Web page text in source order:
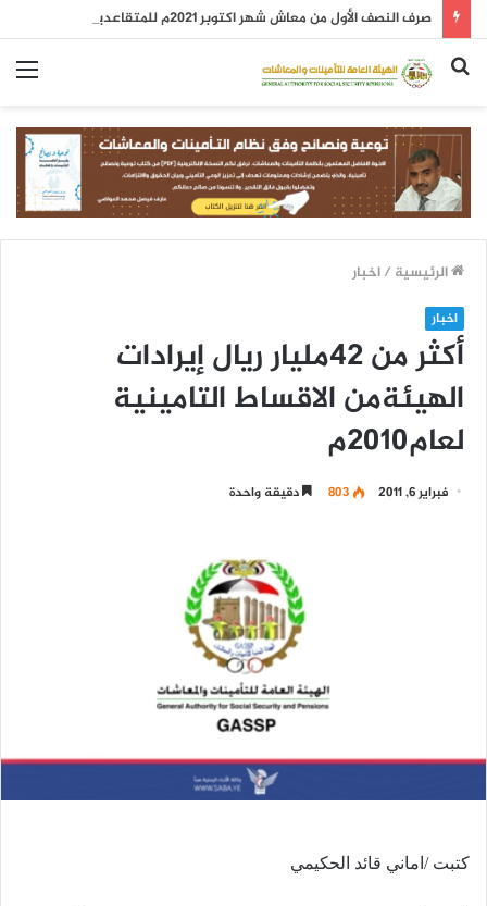
صرف النصف الأول من معاش شهر اكتوبر 2021م للمتقاعدين
بحث
الرئيسية /اخبار
اخبار
أكثر من 42مليار ريال إيرادات
الهيئةمن الاقساط التامينية
لعام2010م
فبراير 6, 2011 803 دقيقة واحدة
كتبت /اماني قائد الحكيمي